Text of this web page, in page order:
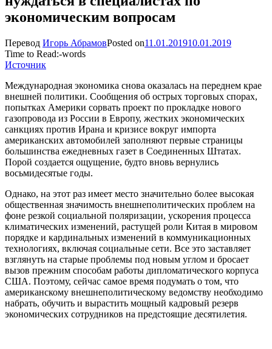
экономическим вопросам
Перевод Игорь АбрамовPosted on11.01.201910.01.2019
Time to Read:-words
Источник
Международная экономика снова оказалась на переднем крае
внешней политики. Сообщения об острых торговых спорах,
попытках Америки сорвать проект по прокладке нового
газопровода из России в Европу, жестких экономических
санкциях против Ирана и кризисе вокруг импорта
американских автомобилей заполняют первые страницы
большинства ежедневных газет в Соединенных Штатах.
Порой создается ощущение, будто вновь вернулись
восьмидесятые годы.
Однако, на этот раз имеет место значительно более высокая
общественная значимость внешнеполитических проблем на
фоне резкой социальной поляризации, ускорения процесса
климатических изменений, растущей роли Китая в мировом
порядке и кардинальных изменений в коммуникационных
технологиях, включая социальные сети. Все это заставляет
взглянуть на старые проблемы под новым углом и бросает
вызов прежним способам работы дипломатического корпуса
США. Поэтому, сейчас самое время подумать о том, что
американскому внешнеполитическому ведомству необходимо
набрать, обучить и вырастить мощный кадровый резерв
экономических сотрудников на предстоящие десятилетия.